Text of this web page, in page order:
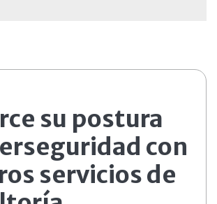
su postura
con
servicios de